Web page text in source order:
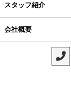
スタッフ紹介
会社概要